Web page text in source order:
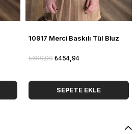
10917 Merci Baskılı Tül Bluz
₺454,94
₺699,90
SEPETE EKLE